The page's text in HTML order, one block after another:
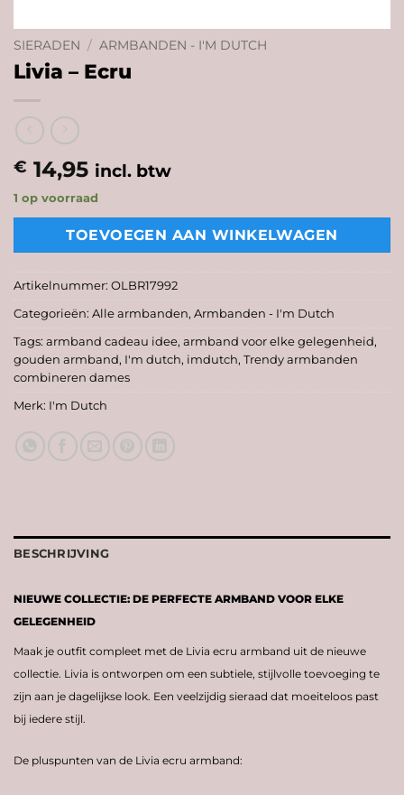
SIERADEN / ARMBANDEN - I'M DUTCH
Livia – Ecru
€ 14,95 incl. btw
1 op voorraad
TOEVOEGEN AAN WINKELWAGEN
Artikelnummer: OLBR17992
Categorieën: Alle armbanden, Armbanden - I'm Dutch
Tags: armband cadeau idee, armband voor elke gelegenheid,
gouden armband, I'm dutch, imdutch, Trendy armbanden
combineren dames
Merk: I'm Dutch
BESCHRIJVING
NIEUWE COLLECTIE: DE PERFECTE ARMBAND VOOR ELKE
GELEGENHEID
Maak je outfit compleet met de Livia ecru armband uit de nieuwe
collectie. Livia is ontworpen om een subtiele, stijlvolle toevoeging te
zijn aan je dagelijkse look. Een veelzijdig sieraad dat moeiteloos past
bij iedere stijl.
De pluspunten van de Livia ecru armband: